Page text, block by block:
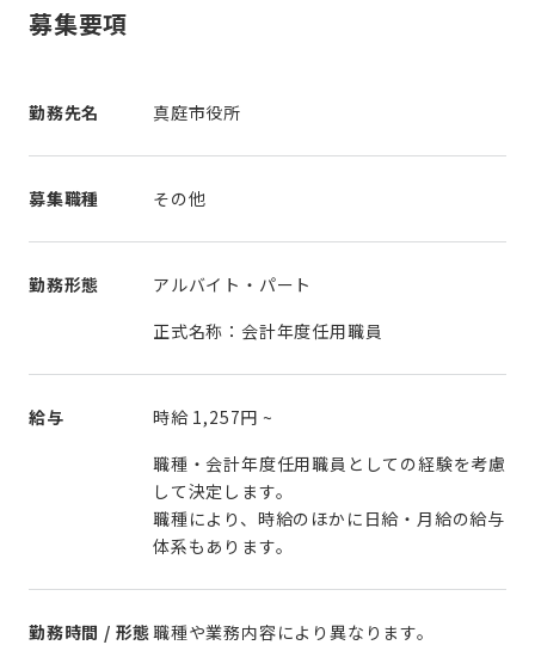
募集要項
勤務先名 真庭市役所
募集職種 その他
勤務形態
アルバイト・パート
正式名称：会計年度任用職員
給与 時給 1,257円~
職種・会計年度任用職員としての経験を考慮
して決定します。
職種により、時給のほかに日給・月給の給与
体系もあります。
勤務時間 / 形態職種や業務内容により異なります。